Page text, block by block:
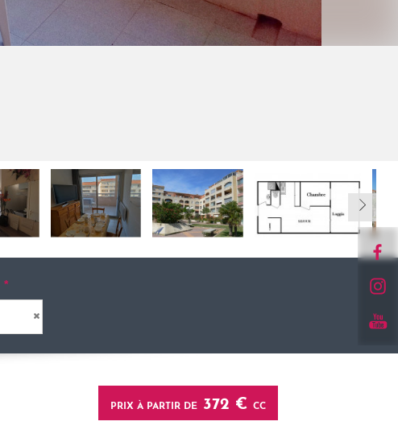
*
PRIX À PARTIR DE 372 €CC